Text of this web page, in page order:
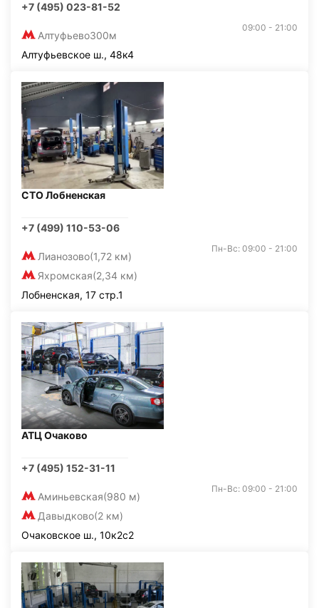
+7 (495) 023-81-52
Алтуфьево300м
09:00 - 21:00
Алтуфьевское ш., 48к4
СТО Лобненская
+7 (499) 110-53-06
Лианозово(1,72 км)
Яхромская(2,34 км)
Пн-Вс: 09:00 - 21:00
Лобненская, 17 стр.1
АТЦ Очаково
+7 (495) 152-31-11
Аминьевская(980 м)
Давыдково(2 км)
Пн-Вс: 09:00 - 21:00
Очаковское ш., 10к2с2